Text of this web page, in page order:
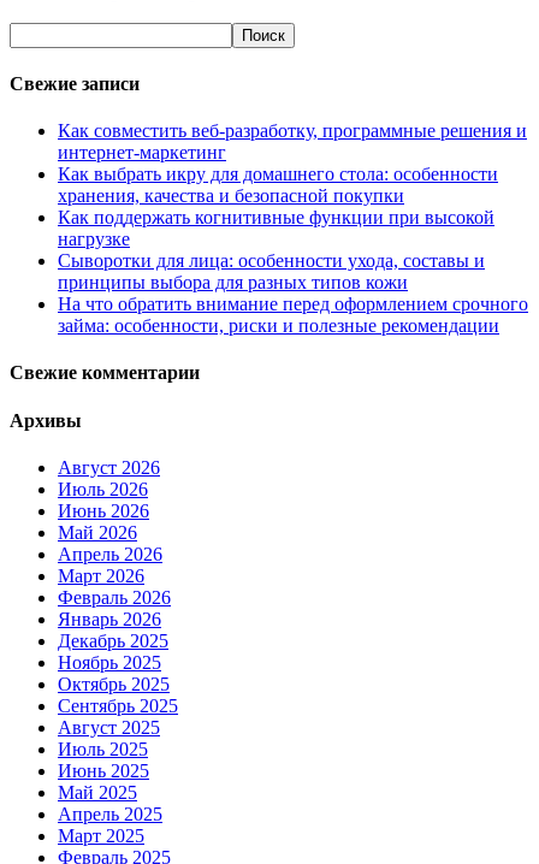
Свежие записи
Как совместить веб-разработку, программные решения и
интернет-маркетинг
Как выбрать икру для домашнего стола: особенности
хранения, качества и безопасной покупки
Как поддержать когнитивные функции при высокой
нагрузке
Сыворотки для лица: особенности ухода, составы и
принципы выбора для разных типов кожи
На что обратить внимание перед оформлением срочного
займа: особенности, риски и полезные рекомендации
Свежие комментарии
Архивы
Август 2026
Июль 2026
Июнь 2026
Май 2026
Апрель 2026
Март 2026
Февраль 2026
Январь 2026
Декабрь 2025
Ноябрь 2025
Октябрь 2025
Сентябрь 2025
Август 2025
Июль 2025
Июнь 2025
Май 2025
Апрель 2025
Март 2025
Февраль 2025